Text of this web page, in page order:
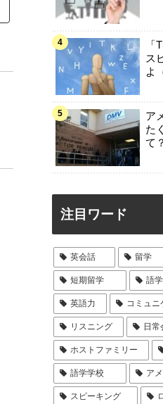
「
ス
よ
ア
た
て？
注目ワード
英会話 留学
短期留学 語
英語力 コミュニ
リスニング 日常
ホストファミリー
語学学校 ア
スピーキング